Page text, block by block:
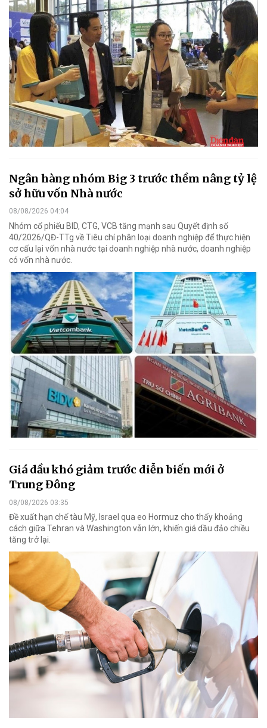
Ngân hàng nhóm Big 3 trước thềm nâng tỷ lệ
sở hữu vốn Nhà nước
08/08/2026 04:04
Nhóm cổ phiếu BID, CTG, VCB tăng mạnh sau Quyết định số
40/2026/QĐ-TTg về Tiêu chí phân loại doanh nghiệp để thực hiện
cơ cấu lại vốn nhà nước tại doanh nghiệp nhà nước, doanh nghiệp
có vốn nhà nước.
Giá dầu khó giảm trước diễn biến mới ở
Trung Đông
08/08/2026 03:35
Đề xuất hạn chế tàu Mỹ, Israel qua eo Hormuz cho thấy khoảng
cách giữa Tehran và Washington vẫn lớn, khiến giá dầu đảo chiều
tăng trở lại.